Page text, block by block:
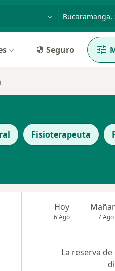
o nombre
Seguro
Fisioterapeuta
Hoy
6 Ago 7 Ago
La reserva